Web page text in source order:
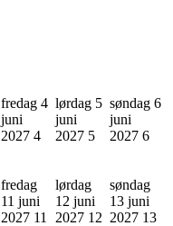
fredag 4
juni
2027 4
lørdag 5
juni
2027 5
søndag 6
juni
2027 6
fredag
11 juni
2027 11
lørdag
12 juni
2027 12
søndag
13 juni
2027 13